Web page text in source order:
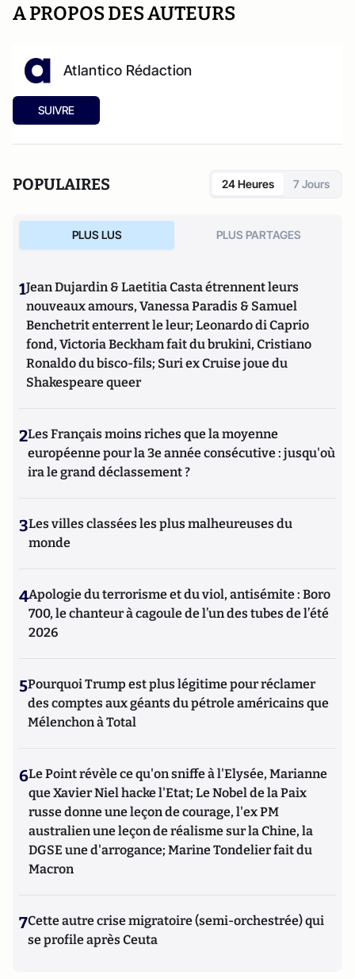
A PROPOS DES AUTEURS
Atlantico Rédaction
SUIVRE
POPULAIRES 24 Heures 7 Jours
PLUS LUS PLUS PARTAGES
1Jean Dujardin & Laetitia Casta étrennent leurs
nouveaux amours, Vanessa Paradis & Samuel
Benchetrit enterrent le leur; Leonardo di Caprio
fond, Victoria Beckham fait du brukini, Cristiano
Ronaldo du bisco-fils; Suri ex Cruise joue du
Shakespeare queer
2Les Français moins riches que la moyenne
européenne pour la 3e année consécutive : jusqu'où
ira le grand déclassement ?
3Les villes classées les plus malheureuses du
monde
4Apologie du terrorisme et du viol, antisémite : Boro
700, le chanteur à cagoule de l’un des tubes de l’été
2026
5Pourquoi Trump est plus légitime pour réclamer
des comptes aux géants du pétrole américains que
Mélenchon à Total
6Le Point révèle ce qu'on sniffe à l'Elysée, Marianne
que Xavier Niel hacke l'Etat; Le Nobel de la Paix
russe donne une leçon de courage, l'ex PM
australien une leçon de réalisme sur la Chine, la
DGSE une d'arrogance; Marine Tondelier fait du
Macron
7Cette autre crise migratoire (semi-orchestrée) qui
se profile après Ceuta